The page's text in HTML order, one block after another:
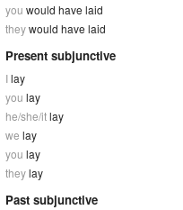
you would have laid
theywould have laid
Present subjunctive
Ilay
you lay
he/she/itlay
we lay
you lay
theylay
Past subjunctive